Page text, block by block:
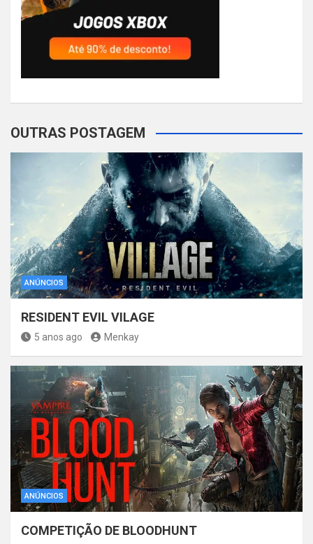
OUTRAS POSTAGEM
ANÚNCIOS
RESIDENT EVIL VILAGE
5 anos ago Menkay
ANÚNCIOS
COMPETIÇÃO DE BLOODHUNT